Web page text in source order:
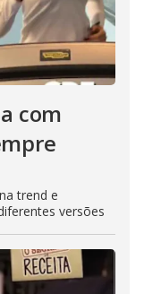
com
trend e
versões